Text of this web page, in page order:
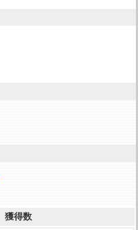
獲得数